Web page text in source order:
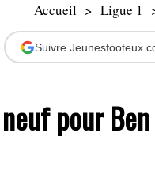
Accueil > Ligue 1
Suivre
pour